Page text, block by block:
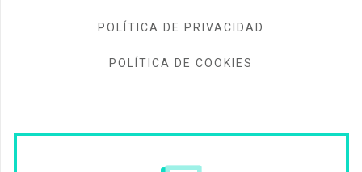
POLÍTICA DE PRIVACIDAD
POLÍTICA DE COOKIES